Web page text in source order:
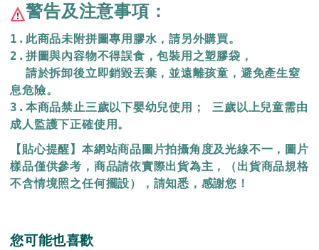
警告及注意事項：
1.此商品未附拼圖專用膠水，請另外購買。
2.拼圖與內容物不得誤食，包裝用之塑膠袋，
  請於拆卸後立即銷毀丟棄，
並遠離孩童，避免產生窒
息危險。
3.本商品禁止三歲以下嬰幼兒使用； 三歲以上兒童需由
成人監護下正確使用。
【貼心提醒】本網站商品圖片拍攝角度及光線不一，圖片
樣品僅供參考，商品請依實際出貨為主，（出貨商品規格
不含情境照之任何擺設），請知悉，感謝您！
您可能也喜歡